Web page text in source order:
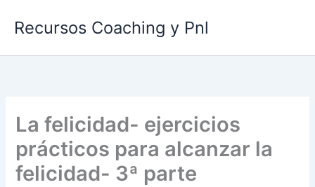
Recursos Coaching y Pnl
La felicidad- ejercicios
prácticos para alcanzar la
felicidad- 3ª parte